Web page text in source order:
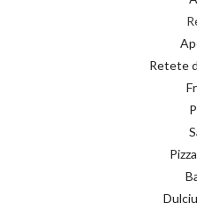
Retete